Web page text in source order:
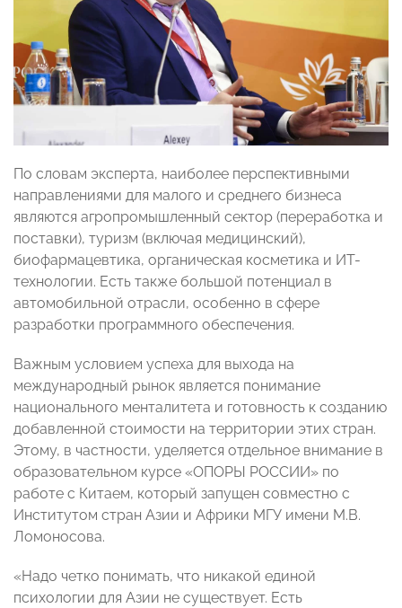
По словам эксперта, наиболее перспективными
направлениями для малого и среднего бизнеса
являются агропромышленный сектор (переработка и
поставки), туризм (включая медицинский),
биофармацевтика, органическая косметика и ИТ-
технологии. Есть также большой потенциал в
автомобильной отрасли, особенно в сфере
разработки программного обеспечения.
Важным условием успеха для выхода на
международный рынок является понимание
национального менталитета и готовность к созданию
добавленной стоимости на территории этих стран.
Этому, в частности, уделяется отдельное внимание в
образовательном курсе «ОПОРЫ РОССИИ» по
работе с Китаем, который запущен совместно с
Институтом стран Азии и Африки МГУ имени М.В.
Ломоносова.
«Надо четко понимать, что никакой единой
психологии для Азии не существует. Есть